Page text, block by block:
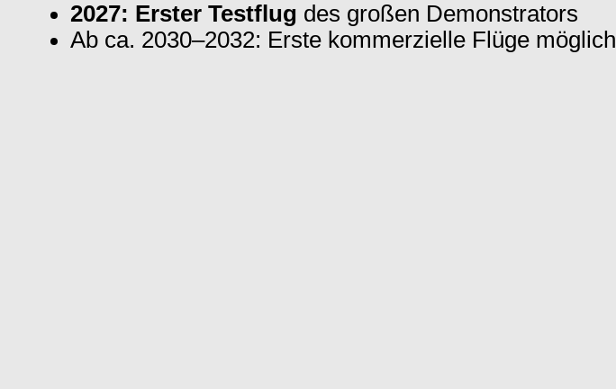
2027: Erster Testflug des großen Demonstrators
Ab ca. 2030–2032: Erste kommerzielle Flüge möglich